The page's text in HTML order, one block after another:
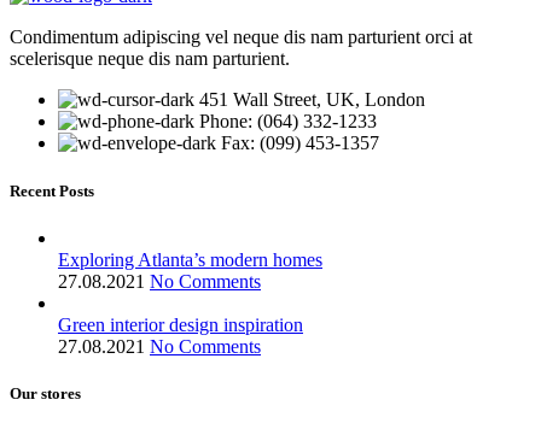
Condimentum adipiscing vel neque dis nam parturient orci at
scelerisque neque dis nam parturient.
451 Wall Street, UK, London
Phone: (064) 332-1233
Fax: (099) 453-1357
Recent Posts
Exploring Atlanta’s modern homes
27.08.2021 No Comments
Green interior design inspiration
27.08.2021 No Comments
Our stores